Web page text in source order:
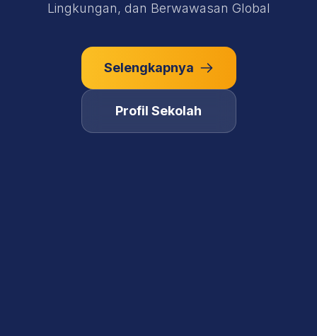
Lingkungan, dan Berwawasan Global
Selengkapnya
Profil Sekolah